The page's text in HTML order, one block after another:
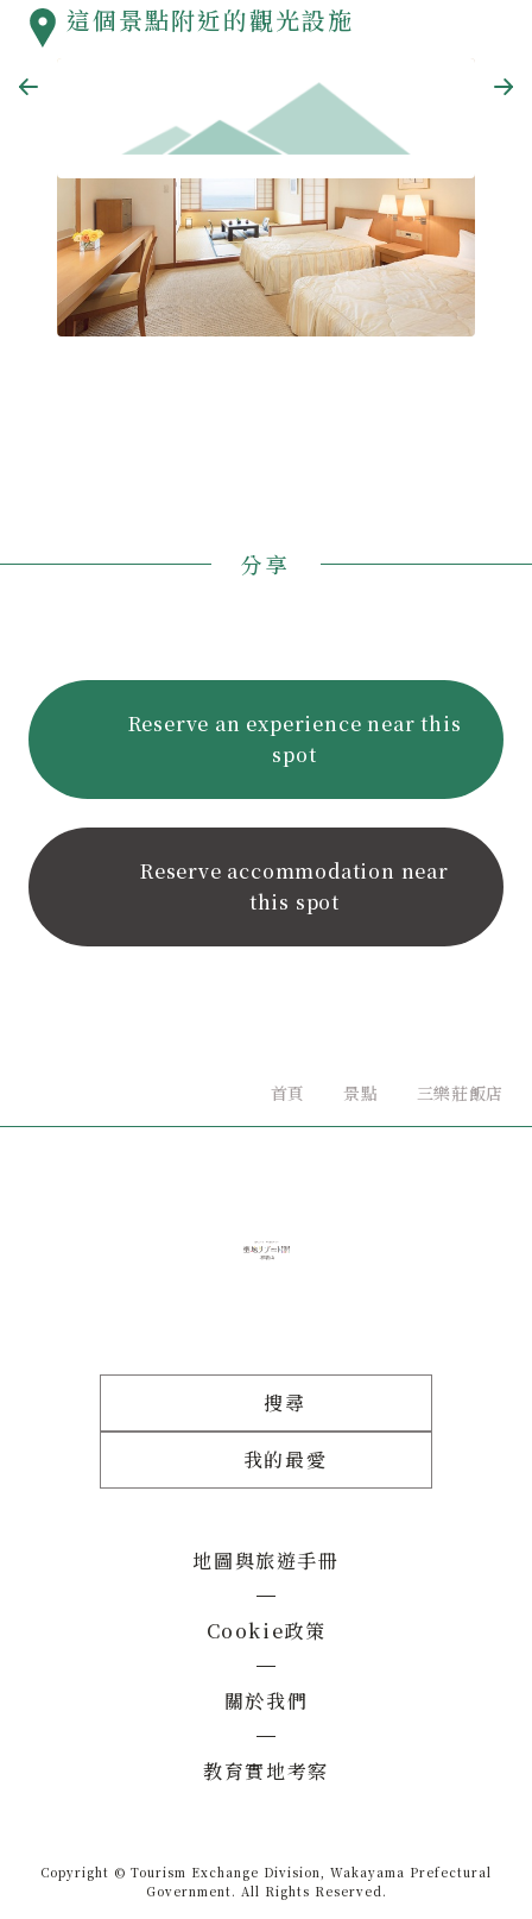
首頁 景點 三樂莊飯店
這個景點附近的觀光設施
Nanki-Shirahama Marriott Hotel
分享
Reserve an experience near this
spot
Reserve accommodation near
this spot
搜尋
我的最愛
地圖與旅遊手冊
Cookie政策
關於我們
教育實地考察
Copyright © Tourism Exchange Division, Wakayama Prefectural
Government. All Rights Reserved.